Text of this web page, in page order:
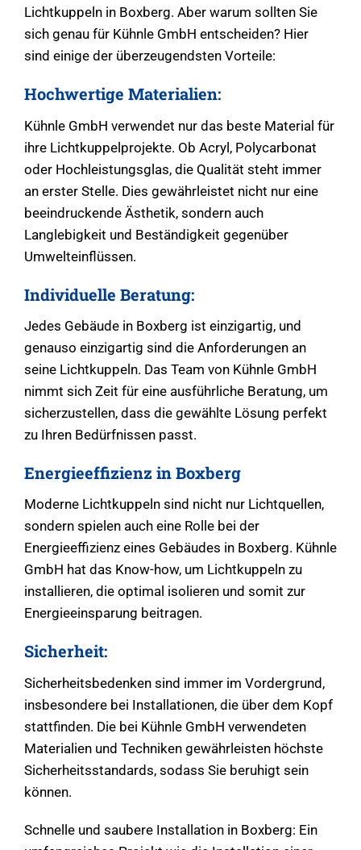
Lichtkuppeln in Boxberg. Aber warum sollten Sie
sich genau für Kühnle GmbH entscheiden? Hier
sind einige der überzeugendsten Vorteile:
Hochwertige Materialien:
Kühnle GmbH verwendet nur das beste Material für
ihre Lichtkuppelprojekte. Ob Acryl, Polycarbonat
oder Hochleistungsglas, die Qualität steht immer
an erster Stelle. Dies gewährleistet nicht nur eine
beeindruckende Ästhetik, sondern auch
Langlebigkeit und Beständigkeit gegenüber
Umwelteinflüssen.
Individuelle Beratung:
Jedes Gebäude in Boxberg ist einzigartig, und
genauso einzigartig sind die Anforderungen an
seine Lichtkuppeln. Das Team von Kühnle GmbH
nimmt sich Zeit für eine ausführliche Beratung, um
sicherzustellen, dass die gewählte Lösung perfekt
zu Ihren Bedürfnissen passt.
Energieeffizienz in Boxberg
Moderne Lichtkuppeln sind nicht nur Lichtquellen,
sondern spielen auch eine Rolle bei der
Energieeffizienz eines Gebäudes in Boxberg. Kühnle
GmbH hat das Know-how, um Lichtkuppeln zu
installieren, die optimal isolieren und somit zur
Energieeinsparung beitragen.
Sicherheit:
Sicherheitsbedenken sind immer im Vordergrund,
insbesondere bei Installationen, die über dem Kopf
stattfinden. Die bei Kühnle GmbH verwendeten
Materialien und Techniken gewährleisten höchste
Sicherheitsstandards, sodass Sie beruhigt sein
können.
Schnelle und saubere Installation in Boxberg: Ein